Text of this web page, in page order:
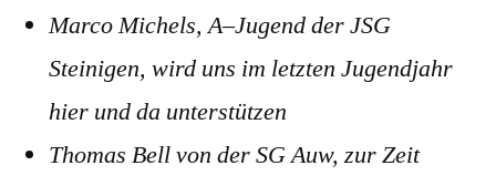
Marco Michels, A–Jugend der JSG
Steinigen, wird uns im letzten Jugendjahr
hier und da unterstützen
Thomas Bell von der SG Auw, zur Zeit